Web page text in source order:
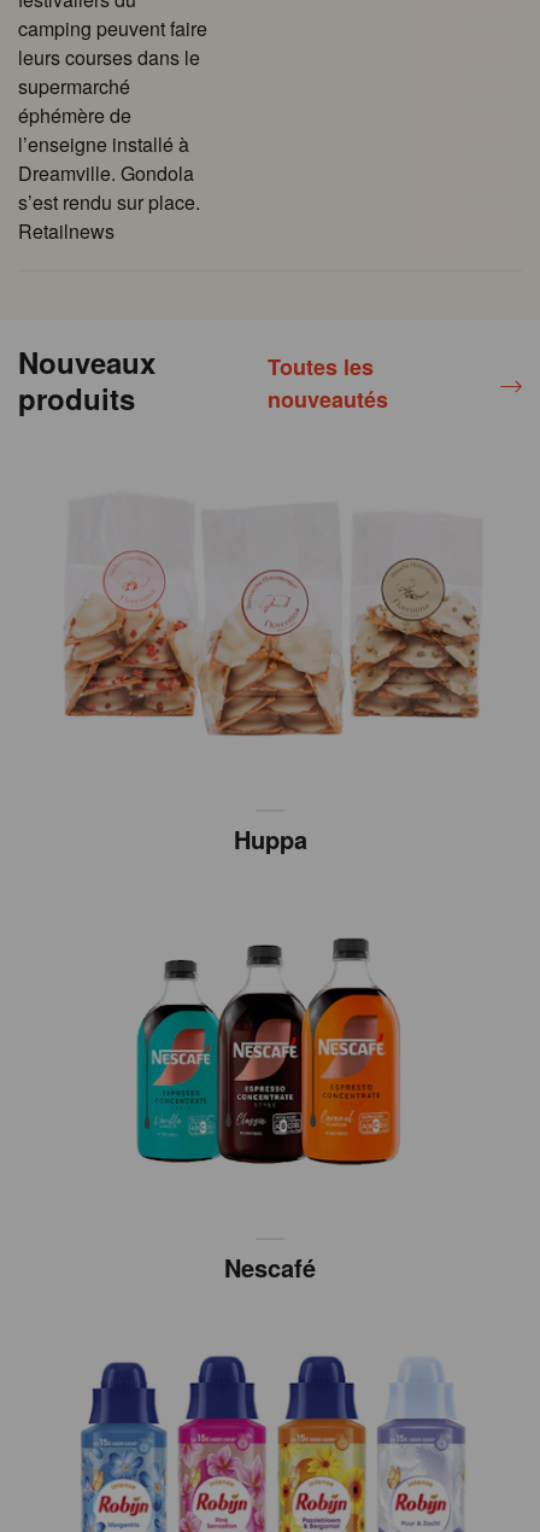
camping peuvent faire
leurs courses dans le
supermarché
éphémère de
l’enseigne installé à
Dreamville. Gondola
s’est rendu sur place.
Retailnews
Nouveaux
produits
Toutes les
nouveautés
Huppa
Nescafé